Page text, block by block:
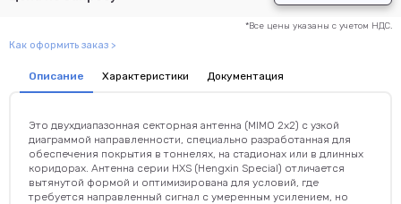
*Все цены указаны с учетом НДС.
Как оформить заказ >
Описание Характеристики Документация
Это двухдиапазонная секторная антенна (MIMO 2x2) с узкой
диаграммой направленности, специально разработанная для
обеспечения покрытия в тоннелях, на стадионах или в длинных
коридорах. Антенна серии HXS (Hengxin Special) отличается
вытянутой формой и оптимизирована для условий, где
требуется направленный сигнал с умеренным усилением, но